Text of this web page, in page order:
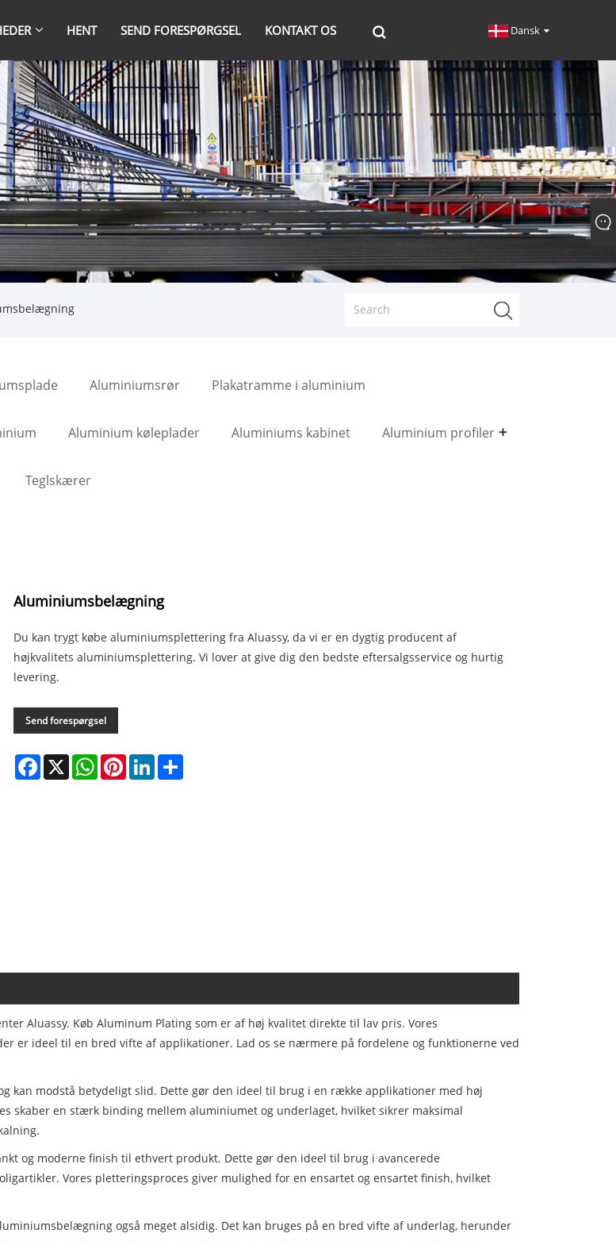
HENT SEND FORESPØRGSEL KONTAKT OS Dansk
Aluminiumsrør Plakatramme i aluminium
Aluminium køleplader Aluminiums kabinet Aluminium profiler
Teglskærer
Aluminiumsbelægning
Du kan trygt købe aluminiumsplettering fra Aluassy, ​​da vi er en dygtig producent af
højkvalitets aluminiumsplettering. Vi lover at give dig den bedste eftersalgsservice og hurtig
levering.
Send forespørgsel
Facebook
X WhatsAppPinterestLinkedIn
Aluassy. Køb Aluminum Plating som er af høj kvalitet direkte til lav pris. Vores
er ideel til en bred vifte af applikationer. Lad os se nærmere på fordelene og funktionerne ved
kan modstå betydeligt slid. Dette gør den ideel til brug i en række applikationer med høj
skaber en stærk binding mellem aluminiumet og underlaget, hvilket sikrer maksimal
og moderne finish til ethvert produkt. Dette gør den ideel til brug i avancerede
Vores pletteringsproces giver mulighed for en ensartet og ensartet finish, hvilket
også meget alsidig. Det kan bruges på en bred vifte af underlag, herunder